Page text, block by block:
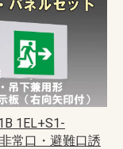
1EL+S1-
常口・避難口誘